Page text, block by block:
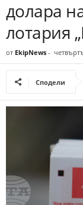
долара
лотария
от EkipNews -
Сподели